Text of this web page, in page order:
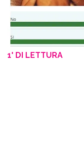
1' DI LETTURA